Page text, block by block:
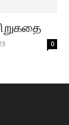
0